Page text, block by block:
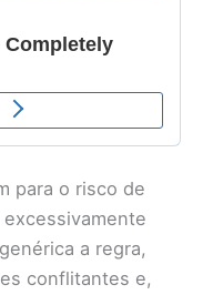
para o risco de
a regra,
conflitantes e,